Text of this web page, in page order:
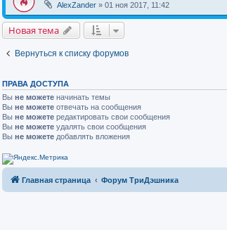
AlexZander » 01 ноя 2017, 11:42
Новая тема
Вернуться к списку форумов
ПРАВА ДОСТУПА
Вы не можете начинать темы
Вы не можете отвечать на сообщения
Вы не можете редактировать свои сообщения
Вы не можете удалять свои сообщения
Вы не можете добавлять вложения
Главная страница Форум ТриДэшника